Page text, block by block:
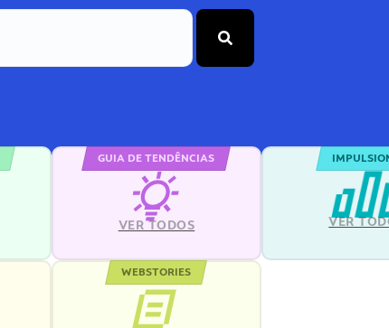
GUIA DE TENDÊNCIAS
VER TODOS VER
WEBSTORIES